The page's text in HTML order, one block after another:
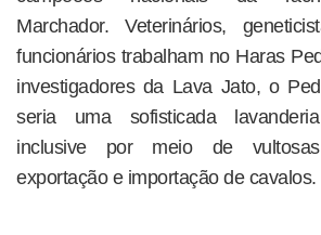
Marchador. Veterinários,
funcionários trabalham no Haras
investigadores da Lava Jato, o
seria uma sofisticada
inclusive por meio de
exportação e importação de cavalos.